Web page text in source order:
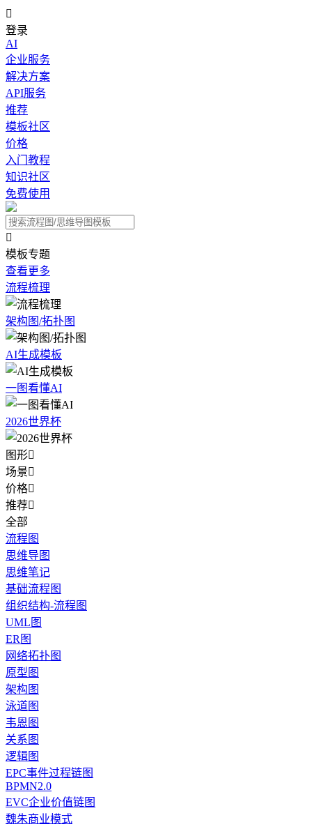

登录
AI
企业服务
解决方案
API服务
推荐
模板社区
价格
入门教程
知识社区
免费使用

模板专题
查看更多
流程梳理
架构图/拓扑图
AI生成模板
一图看懂AI
2026世界杯
图形
场景
价格
推荐
全部
流程图
思维导图
思维笔记
基础流程图
组织结构-流程图
UML图
ER图
网络拓扑图
原型图
架构图
泳道图
韦恩图
关系图
逻辑图
EPC事件过程链图
BPMN2.0
EVC企业价值链图
魏朱商业模式